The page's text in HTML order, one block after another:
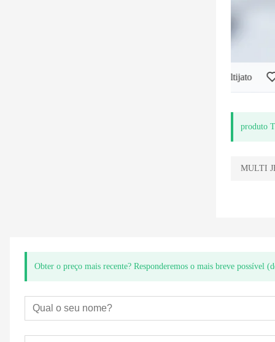
produto
MULTI
Obter o preço mais recente? Responderemos o mais breve possível